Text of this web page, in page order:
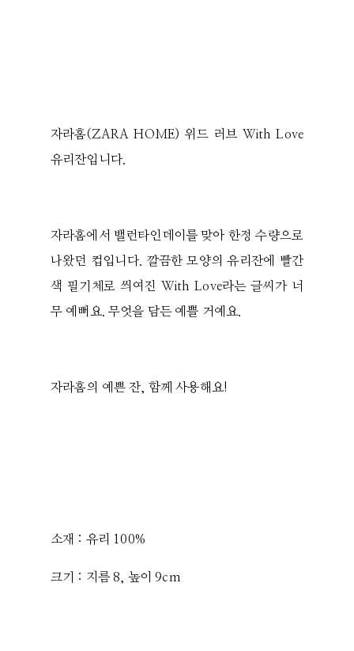
자라홈(ZARA HOME) 위드 러브 With Love
유리잔입니다.
자라홈에서 밸런타인데이를 맞아 한정 수량으로
나왔던 컵입니다. 깔끔한 모양의 유리잔에 빨간
색 필기체로 씌여진 With Love라는 글씨가 너
무 예뻐요. 무엇을 담든 예쁠 거예요.
자라홈의 예쁜 잔, 함께 사용해요!
소재 : 유리 100%
크기 : 지름 8, 높이 9cm